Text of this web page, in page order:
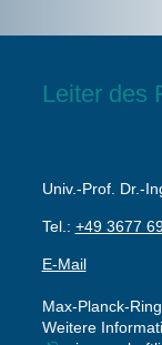
Leiter des
Univ.-Prof. Dr.-
Tel.: +49 3677
E-Mail
Max-Planck-
Weitere